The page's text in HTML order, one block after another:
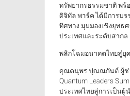
ทรัพยากรธรรมชาติ พร้
ดิจิทัล พาร์ค ได้มีการบ
ทิศทาง มุมมองเชิงยุทธ
ประเทศและระดับสากล
พลิกโฉมอนาคตไทยสู่ยุ
คุณดนุพร ปุณณกันต์ ผู้ช่ว
Quantum Leaders
ประเทศไทยสู่การเป็นผู้